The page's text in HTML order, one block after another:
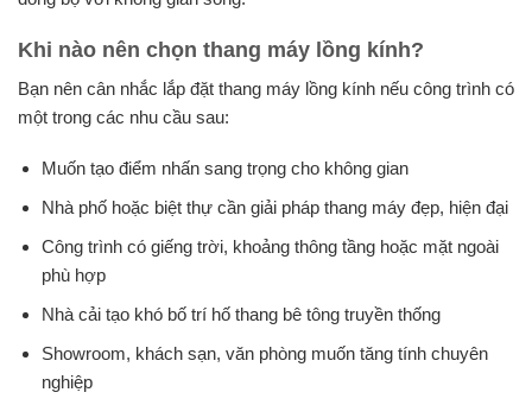
Khi nào nên chọn thang máy lồng kính?
Bạn nên cân nhắc lắp đặt thang máy lồng kính nếu công trình có
một trong các nhu cầu sau:
Muốn tạo điểm nhấn sang trọng cho không gian
Nhà phố hoặc biệt thự cần giải pháp thang máy đẹp, hiện đại
Công trình có giếng trời, khoảng thông tầng hoặc mặt ngoài
phù hợp
Nhà cải tạo khó bố trí hố thang bê tông truyền thống
Showroom, khách sạn, văn phòng muốn tăng tính chuyên
nghiệp